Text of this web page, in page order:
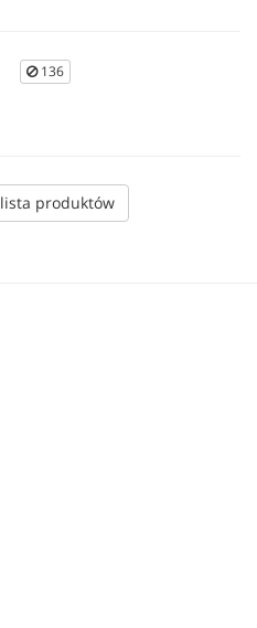
136
lista produktów